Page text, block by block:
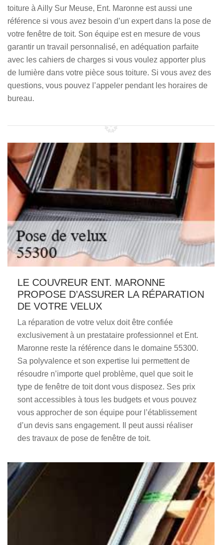
toiture à Ailly Sur Meuse, Ent. Maronne est aussi une
référence si vous avez besoin d’un expert dans la pose de
votre fenêtre de toit. Son équipe est en mesure de vous
garantir un travail personnalisé, en adéquation parfaite
avec les cahiers de charges si vous voulez apporter plus
de lumière dans votre pièce sous toiture. Si vous avez des
questions, vous pouvez l’appeler pendant les horaires de
bureau.
LE COUVREUR ENT. MARONNE
PROPOSE D’ASSURER LA RÉPARATION
DE VOTRE VELUX
La réparation de votre velux doit être confiée
exclusivement à un prestataire professionnel et Ent.
Maronne reste la référence dans le domaine 55300.
Sa polyvalence et son expertise lui permettent de
résoudre n’importe quel problème, quel que soit le
type de fenêtre de toit dont vous disposez. Ses prix
sont accessibles à tous les budgets et vous pouvez
vous approcher de son équipe pour l’établissement
d’un devis sans engagement. Il peut aussi réaliser
des travaux de pose de fenêtre de toit.